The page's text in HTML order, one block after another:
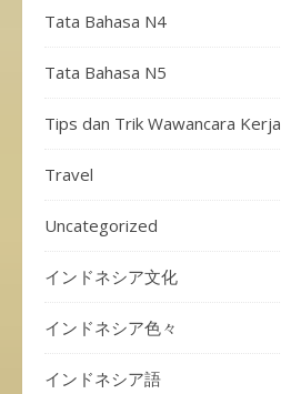
Tata Bahasa N4
Tata Bahasa N5
Tips dan Trik Wawancara Kerja
Travel
Uncategorized
インドネシア文化
インドネシア色々
インドネシア語